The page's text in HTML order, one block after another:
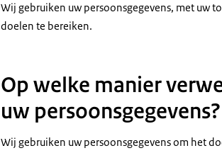
Wij gebruiken uw persoonsgegevens, met uw
doelen te bereiken.
Op welke manier
uw persoonsgegevens?
Wij gebruiken uw persoonsgegevens om het